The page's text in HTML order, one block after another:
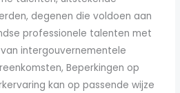
degenen die voldoen aan
professionele talenten met
intergouvernementele
Beperkingen op
kan op passende wijze